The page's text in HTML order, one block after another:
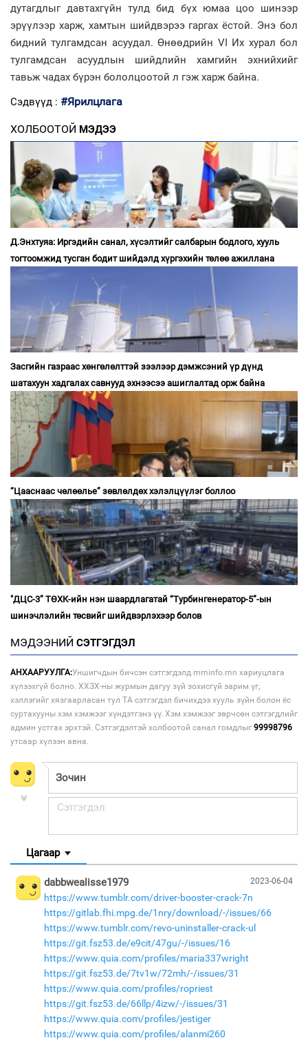
дутагдлыг давтахгүйн тулд бид бүх юмаа цоо шинээр
эрүүлээр харж, хамтын шийдвэрээ гаргах ёстой. Энэ бол
бидний тулгамдсан асуудал. Өнөөдрийн VI Их хурал бол
тулгамдсан асуудлын шийдлийн хамгийн эхнийхийг
тавьж чадах бүрэн бололцоотой л гэж харж байна.
Сэдвүүд : #Ярилцлага
ХОЛБООТОЙ МЭДЭЭ
Д.Энхтуяа: Иргэдийн санал, хүсэлтийг салбарын бодлого, хууль
тогтоомжид тусган бодит шийдэлд хүргэхийн төлөө ажиллана
Засгийн газраас хөнгөлөлттэй зээлээр дэмжсэний үр дүнд
шатахуун хадгалах савнууд эхнээсээ ашиглалтад орж байна
“Цааснаас чөлөөлье” зөвлөлдөх хэлэлцүүлэг боллоо
"ДЦС-3” ТӨХК-ийн нэн шаардлагатай “Турбингенератор-5”-ын
шинэчлэлийн төсвийг шийдвэрлэхээр болов
МЭДЭЭНИЙ СЭТГЭГДЭЛ
АНХААРУУЛГА:Уншигчдын бичсэн сэтгэгдэлд mminfo.mn хариуцлага
хүлээхгүй болно. ХХЗХ-ны журмын дагуу зүй зохисгүй зарим үг,
хэллэгийг хязгаарласан тул ТА сэтгэгдэл бичихдээ хууль зүйн болон ёс
суртахууны хэм хэмжээг хүндэтгэнэ үү. Хэм хэмжээг зөрчсөн сэтгэгдлийг
админ устгах эрхтэй. Сэтгэгдэлтэй холбоотой санал гомдлыг 99998796
утсаар хүлээн авна.
Цагаар
2023-06-04
dabbwealisse1979
https://www.tumblr.com/driver-booster-crack-7n
https://gitlab.fhi.mpg.de/1nry/download/-/issues/66
https://www.tumblr.com/revo-uninstaller-crack-ul
https://git.fsz53.de/e9cit/47gu/-/issues/16
https://www.quia.com/profiles/maria337wright
https://git.fsz53.de/7tv1w/72mh/-/issues/31
https://www.quia.com/profiles/ropriest
https://git.fsz53.de/66llp/4izw/-/issues/31
https://www.quia.com/profiles/jestiger
https://www.quia.com/profiles/alanmi260